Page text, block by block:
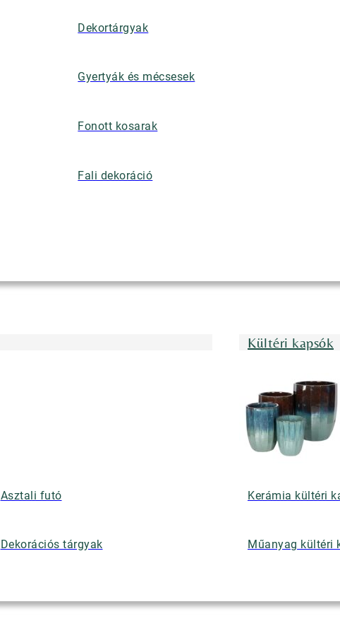
Dekortárgyak
Gyertyák és mécsesek
Fonott kosarak
Fali dekoráció
Asztali futó
Dekorációs tárgyak
Kültéri kapsók
Kerámia kültéri
Műanyag kültéri